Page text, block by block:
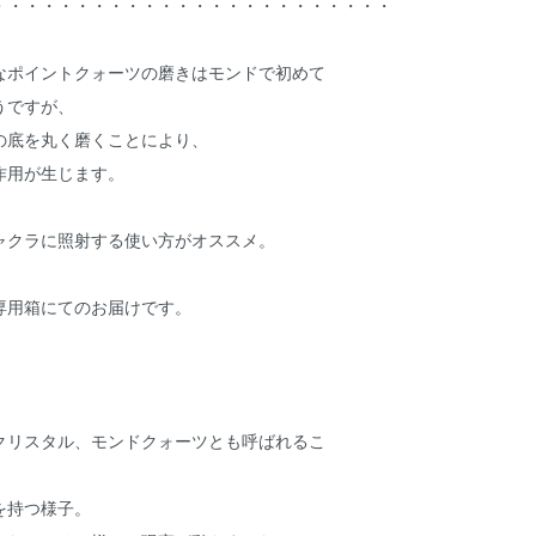
イントクォーツの磨きはモンドで初めて
すが、
を丸く磨くことにより、
が生じます。
ラに照射する使い方がオススメ。
箱にてのお届けです。
スタル、モンドクォーツとも呼ばれるこ
つ様子。